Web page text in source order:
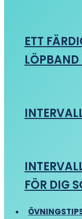
ETT
LÖPBAND
FÖR DIG